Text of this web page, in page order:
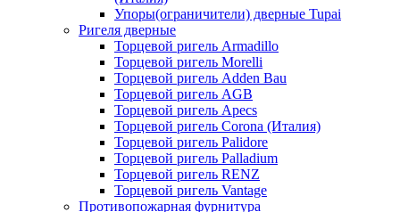
Упоры(ограничители) дверные Tupai
Ригеля дверные
Торцевой ригель Armadillo
Торцевой ригель Morelli
Торцевой ригель Adden Bau
Торцевой ригель AGB
Торцевой ригель Apecs
Торцевой ригель Corona (Италия)
Торцевой ригель Palidore
Торцевой ригель Palladium
Торцевой ригель RENZ
Торцевой ригель Vantage
Противопожарная фурнитура